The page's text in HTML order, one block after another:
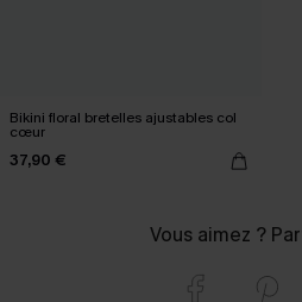
Bikini floral bretelles ajustables col
cœur
37,90 €
Vous aimez ?